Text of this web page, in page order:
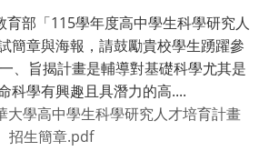
育部「115學年度高中學生科學研究人
簡章與海報，請鼓勵貴校學生踴躍參
、旨揭計畫是輔導對基礎科學尤其是
科學有興趣且具潛力的高....
大學高中學生科學研究人才培育計畫
招生簡章.pdf